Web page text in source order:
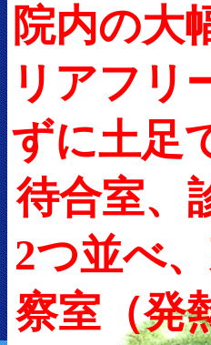
院内の大
リアフリ
ずに土足
待合室、
2つ並べ
察室（発